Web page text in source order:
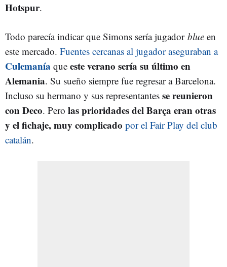
Hotspur.
Todo parecía indicar que Simons sería jugador blue en
este mercado. Fuentes cercanas al jugador aseguraban a
Culemanía que este verano sería su último en
Alemania. Su sueño siempre fue regresar a Barcelona.
Incluso su hermano y sus representantes se reunieron
con Deco. Pero las prioridades del Barça eran otras
y el fichaje, muy complicado por el Fair Play del club
catalán.